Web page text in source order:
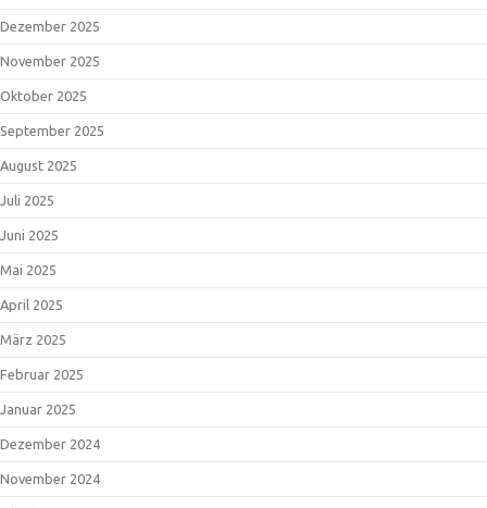
Dezember 2025
November 2025
Oktober 2025
September 2025
August 2025
Juli 2025
Juni 2025
Mai 2025
April 2025
März 2025
Februar 2025
Januar 2025
Dezember 2024
November 2024